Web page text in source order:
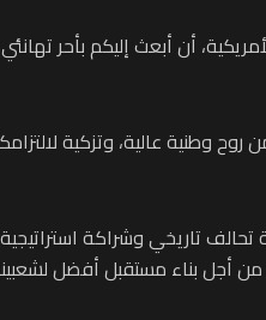
أن أبعث إليكم بأحر
وطنية عالية، وتزكية
تاريخي وشراكة
بناء مستقبل أفضل لشعبينا،